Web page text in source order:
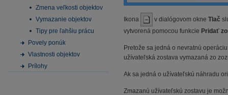
Zmena veľkosti objektov
Vymazanie objektov
Tipy pre ľahšiu prácu
Povely ponúk
Vlastnosti objektov
Prílohy
Ikona v dialógovom okne Tlač
vytvorená pomocou funkcie Pridať
Pretože sa jedná o nevratnú
užívateľská zostava vymazaná zo
Ak sa jedná o užívateľskú náhradu
Zmazanú užívateľskú zostavu je